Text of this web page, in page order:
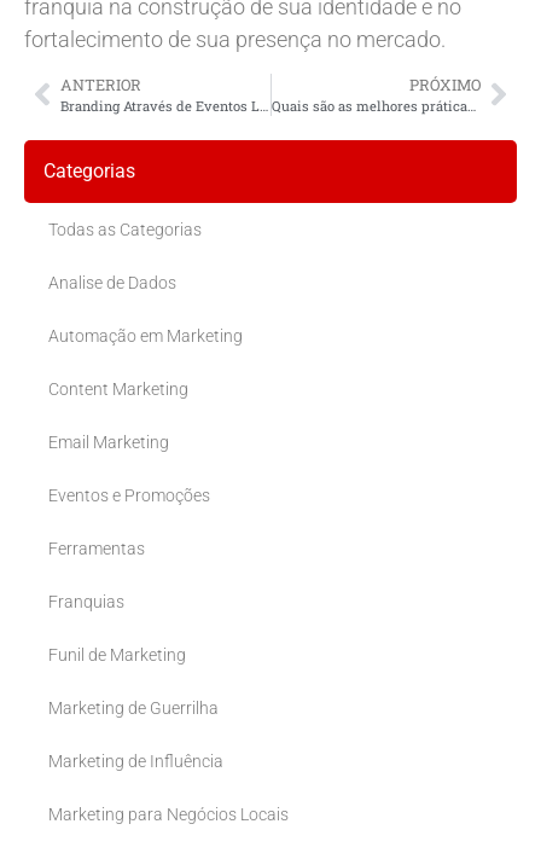
franquia na construção de sua identidade e no
fortalecimento de sua presença no mercado.
ANTERIOR PRÓXIMO
Quais são as melhores práticas para manter uma reputação online positiva?
Categorias
Todas as Categorias
Analise de Dados
Automação em Marketing
Content Marketing
Email Marketing
Eventos e Promoções
Ferramentas
Franquias
Funil de Marketing
Marketing de Guerrilha
Marketing de Influência
Marketing para Negócios Locais